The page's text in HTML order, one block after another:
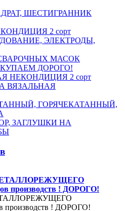
ШЕСТИГРАННИК
2 сорт
ЭЛЕКТРОДЫ,
МАСОК
ДОРОГО!
НЕКОНДИЦИЯ 2 сорт
ВЯЗАЛЬНАЯ
ГОРЯЧЕКАТАННЫЙ,
ЗАГЛУШКИ НА
производств ! ДОРОГО!
! ДОРОГО!